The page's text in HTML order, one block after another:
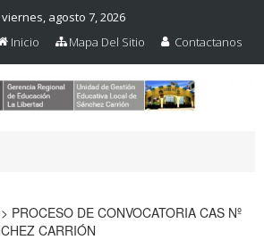
viernes, agosto 7, 2026
Inicio
Mapa Del Sitio Contactanos
> PROCESO DE CONVOCATORIA CAS Nº
CARRIÓN